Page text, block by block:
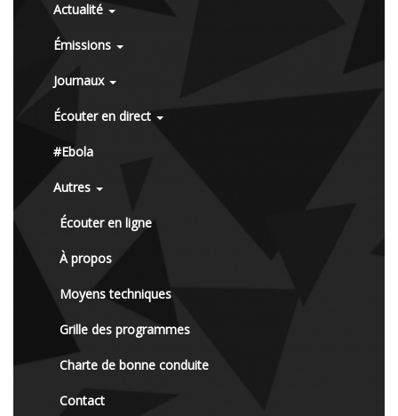
Actualité
Émissions
Journaux
Écouter en direct
#Ebola
Autres
Écouter en ligne
À propos
Moyens techniques
Grille des programmes
Charte de bonne conduite
Contact